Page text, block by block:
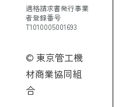
適格請求書発行事業
者登録番号
T1010005001693
© 東京管工機
材商業協同組
合